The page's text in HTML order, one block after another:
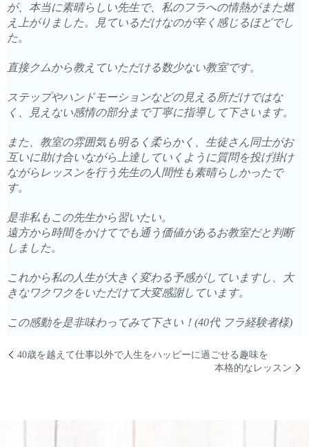
が、本当に素晴らしい先生で、私のフラへの情熱がまた燃
え上がりました。
見ているだけなのが辛く感じるほどでし
た。
直接クムから教えていただける数少ない教室です。
ステップやハンドモーションなどの見える所だけではな
く、見えない感情の部分まで丁寧に指導して下さいます。
また、教室の雰囲気も明るく柔らかく、生徒さん同士がお
互いに助け合いながら上達していくように質問を投げ掛け
ながらレッスンを行う先生の人間性も素晴らしかったで
す。
是非私もこの先生から習いたい。
遠方から時間をかけてでも通う価値があるお教室だと判断
しました。
これから私の人生が大きく変わる予感がしていますし、大
きなワクワクをいただけて大変感謝しています。
この感動を是非味わってみて下さい！(40代 フラ経験者様)
40歳を越えて仕事以外で人生をハッピーに過ごせる趣味を
本格的なレッスン